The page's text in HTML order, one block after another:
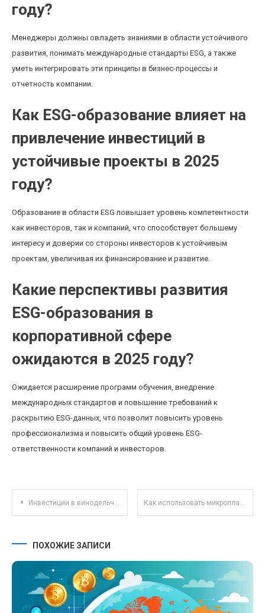
году?
Менеджеры должны овладеть знаниями в области устойчивого
развития, понимать международные стандарты ESG, а также
уметь интегрировать эти принципы в бизнес-процессы и
отчетность компании.
Как ESG-образование влияет на
привлечение инвестиций в
устойчивые проекты в 2025
году?
Образование в области ESG повышает уровень компетентности
как инвесторов, так и компаний, что способствует большему
интересу и доверии со стороны инвесторов к устойчивым
проектам, увеличивая их финансирование и развитие.
Какие перспективы развития
ESG-образования в
корпоративной сфере
ожидаются в 2025 году?
Ожидается расширение программ обучения, внедрение
международных стандартов и повышение требований к
раскрытию ESG-данных, что позволит повысить уровень
профессионализма и повысить общий уровень ESG-
ответственности компаний и инвесторов.
Навигация по записям
Инвестиции в винодельческие регионы: новые возможности и риски в эпоху климатических изменений Как использовать микроплатежи для автоматизации ежемесячных финансовых целей
ПОХОЖИЕ ЗАПИСИ